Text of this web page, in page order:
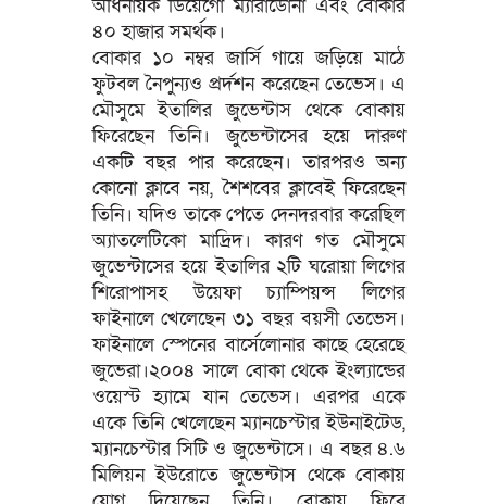
অধিনায়ক ডিয়েগো ম্যারাডোনা এবং বোকার
৪০ হাজার সমর্থক।
বোকার ১০ নম্বর জার্সি গায়ে জড়িয়ে মাঠে
ফুটবল নৈপুন্যও প্রর্দশন করেছেন তেভেস। এ
মৌসুমে ইতালির জুভেন্টাস থেকে বোকায়
ফিরেছেন তিনি। জুভেন্টাসের হয়ে দারুণ
একটি বছর পার করেছেন। তারপরও অন্য
কোনো ক্লাবে নয়, শৈশবের ক্লাবেই ফিরেছেন
তিনি। যদিও তাকে পেতে দেনদরবার করেছিল
অ্যাতলেটিকো মাদ্রিদ। কারণ গত মৌসুমে
জুভেন্টাসের হয়ে ইতালির ২টি ঘরোয়া লিগের
শিরোপাসহ উয়েফা চ্যাম্পিয়ন্স লিগের
ফাইনালে খেলেছেন ৩১ বছর বয়সী তেভেস।
ফাইনালে স্পেনের বার্সেলোনার কাছে হেরেছে
জুভেরা।২০০৪ সালে বোকা থেকে ইংল্যান্ডের
ওয়েস্ট হ্যামে যান তেভেস। এরপর একে
একে তিনি খেলেছেন ম্যানচেস্টার ইউনাইটেড,
ম্যানচেস্টার সিটি ও জুভেন্টাসে। এ বছর ৪.৬
মিলিয়ন ইউরোতে জুভেন্টাস থেকে বোকায়